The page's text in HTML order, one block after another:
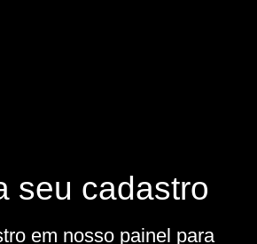
seu cadastro
em nosso painel para